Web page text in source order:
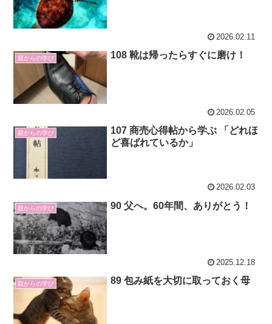
2026.02.11
親からの学び 108 靴は帰ったらすぐに磨け！
2026.02.05
親からの学び
107 商売心得帖から学ぶ 「どれほ
ど喜ばれているか」
2026.02.03
親からの学び 90 父へ。60年間、ありがとう！
2025.12.18
親からの学び 89 包み紙を大切に取っておく母